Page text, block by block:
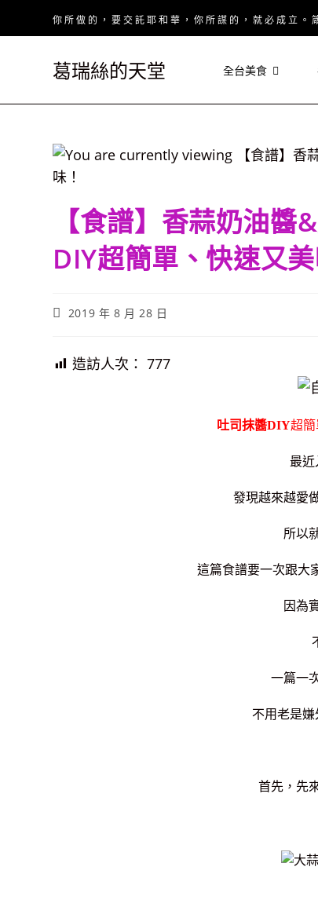
你 所 做 的 ， 要 交 託 耶 和 華 ， 你 所 謀 的 ， 就 必 成 立 。
葛瑞絲的天堂 全台美食
【食譜】香蒜奶油
DIY超簡單、快速又美
Post2019 年 8 月 28 日
造訪人次： 777
吐司抹醬DIY超
最近
發現越來越愛
所以
這篇食譜要一次跟大
因為
一篇一
不用老是嫌
首先，先